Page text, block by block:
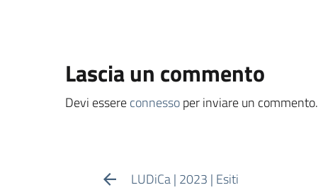
Lascia un commento
Devi essereconnessoper inviare un commento.
LUDiCa | 2023 | Esiti